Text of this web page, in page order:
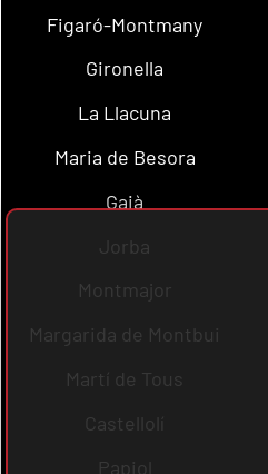
Figaró-Montmany
Gironella
La Llacuna
Maria de Besora
Gaià
Jorba
Montmajor
Margarida de Montbui
Martí de Tous
Castellolí
Papiol